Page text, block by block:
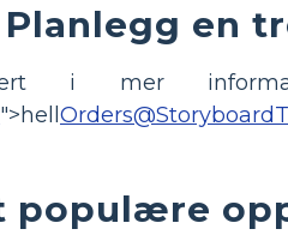
Planlegg en
i mer
">hell
populære